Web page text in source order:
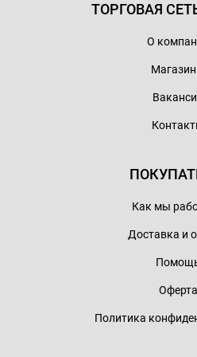
ТОРГОВАЯ
О
Как мы
Доставка и
Оферта
Политика